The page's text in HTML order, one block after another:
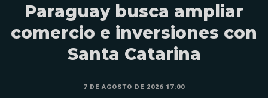
Paraguay busca ampliar
comercio e inversiones con
Santa Catarina
7 DE AGOSTO DE 2026 17:00